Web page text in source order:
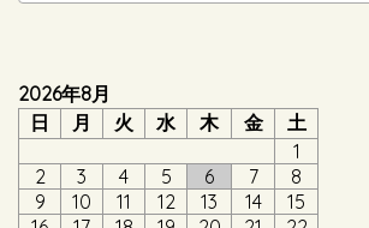
2026年8月
日
月 火 水 木 金
土
1
2
3 4 5 6 7
8
9
10 11 12 13 14
15